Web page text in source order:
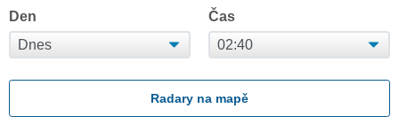
Den Čas
Radary na mapě